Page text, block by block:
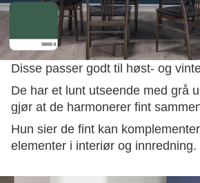
Disse passer godt til høst- og
De har et lunt utseende med grå
gjør at de harmonerer fint
Hun sier de fint kan
elementer i interiør og innredning.